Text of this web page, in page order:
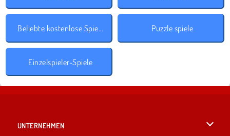
Beliebte kostenlose Spiele Puzzle spiele
Einzelspieler-Spiele
UNTERNEHMEN